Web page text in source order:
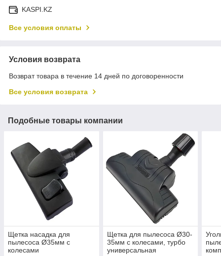
KASPI.KZ
Все условия оплаты
Условия возврата
Возврат товара в течение 14 дней по договоренности
Все условия возврата
Подобные товары компании
Щетка насадка для
пылесоса Ø35мм с
колесами
Щетка для пылесоса Ø30-
35мм с колесами, турбо
универсальная